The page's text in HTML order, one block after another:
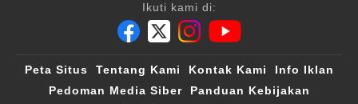
Ikuti kami di:
Peta Situs Tentang Kami Kontak Kami
Info Iklan
Pedoman Media Siber
Panduan Kebijakan